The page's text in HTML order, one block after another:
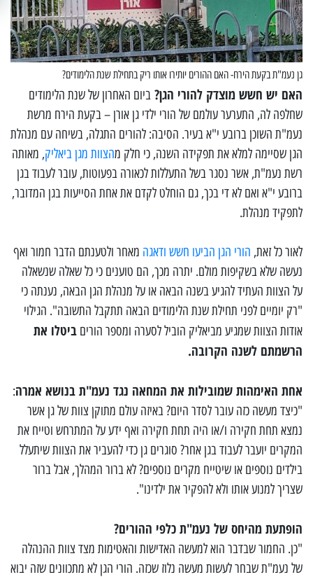
גן נעמ"ת בקעת הירח- האם ההורים יותירו אותו ריק בתחילת שנת הלימודים?
האם יש חשש מוצדק להורי הגן? ביום האחרון של שנת הלימודים
שחלפה לה, התערער עולמם של הורי ילדי גן אורן – בקעת הירח מרשת
נעמ"ת השוכן ברובע י"א בעיר. הסיבה: להורים התגלה, בשיחה עם מנהלת
הגן שסיימה למלא את תפקידה השנה, כי חלק מהצוות מגן ביאליק, מאותה
רשת נעמ"ת, אשר נסגר בשל התעללות לכאורה בפעוטות, עובר לעבוד בגן
ברובע י"א ואם לא די בכך, גם הוחלט לקדם את אחת הסייעות בגן המדובר,
לתפקיד מנהלת.
לאור כל זאת, הורי הגן הביעו חשש ודאגה מאחר ולטענתם הדבר חמור ואף
נעשה שלא בשקיפות מולם. יתרה מכך, הם טוענים כי כל שאלה שנשאלה
על הצוות העתיד להגיע בשנה הבאה או על מנהלת הגן הבאה, נענתה כי
"רק יומיים לפני תחילת שנת הלימודים הבאה תתקבל התשובה". הגילוי
אודות הצוות שמגיע מביאליק הוביל לסערה ומספר הורים ביטלו את
הרשמתם לשנה הקרובה.
אחת האימהות שמובילות את המחאה נגד נעמ"ת בנושא אמרה:
"כיצד מעשה כזה עובר לסדר היום? באיזה עולם מתוקן צוות של גן אשר
נמצא תחת חקירה ו/או היה תחת חקירה ואף ידע על המתרחש וטייח את
המקרים יועבר לעבוד בגן אחר? סוגרים גן כדי להעביר את הצוות שיתעלל
בילדים נוספים או שיטייח מקרים נוספים? לא ברור המהלך, אבל ברור
שצריך למנוע אותו ולא להפקיר את ילדינו".
הופתעת מהיחס של נעמ"ת כלפי ההורים?
"כן. החמור שבדבר הוא למעשה האדישות והאטימות מצד צוות ההנהלה
של נעמ"ת שבחר לעשות מעשה נלוז שכזה. הורי הגן לא מתכוונים שזה יבוא